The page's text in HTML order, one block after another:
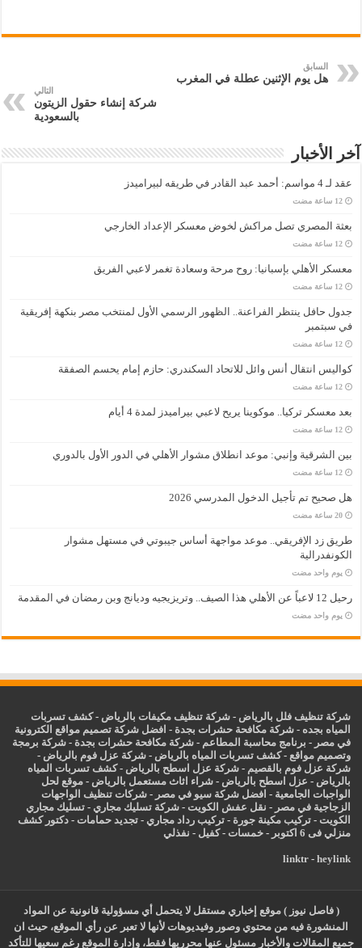
السابق
هل يوم الإثنين عطلة في المغرب
التالي
شركة إنشاء حقول الزيتون
بالسعودية
آخر الأخبار
عقد لـ 4 مواسم: أحمد عبد القادر في طريقه لبيراميدز
‏12 ساعة مضت
بعثة المصري تصل مراكش لخوض معسكر الإعداد الخارجي
‏12 ساعة مضت
معسكر الأهلي بإسبانيا: روح مرحة وسعادة تغمر لاعبي الفريق
‏12 ساعة مضت
جدول حافل ينتظر الفراعنة.. الظهور الرسمي الأول لمنتخب مصر بنكهة إفريقية
في سبتمبر
‏12 ساعة مضت
كواليس انتقال أنس وائل للاتحاد السكندري: حازم إمام يحسم الصفقة
‏12 ساعة مضت
بعد معسكر تركيا.. موكوينا يريح لاعبي بيراميدز لمدة 4 أيام
‏12 ساعة مضت
بين الشرقية وإنبي: موعد انطلاق مشوار الأهلي في الدور الأول بالدوري
‏12 ساعة مضت
هل صحيح تم تأجيل الدخول المدرسي 2026
‏20 ساعة مضت
طريق زد الإفريقي.. موعد مواجهة أساس جيبوتي في مستهل مشوار
الكونفدرالية
‏يوم واحد مضت
رحيل 12 لاعباً عن الأهلي هذا الصيف.. وتريزيجيه وديانج وبن رمضان في المقدمة
‏يوم واحد مضت
شركة تنظيف فلل بالرياض -شركة تنظيف مكيفات بالرياض -كشف تسربات
المياه بجده -شركة مكافحة حشرات بجدة - افضل شركة تصميم مواقع الكترونية
في مصر - برنامج محاسبة المطاعم -شركة مكافحة حشرات بجدة -شركة برمجة
وتصميم مواقع -كشف تسربات المياه بالرياض -شركة عزل فوم بالرياض -
شركة عزل فوم بالقصيم -شركة عزل اسطح بالرياض -كشف تسربات المياه
بالرياض - عزل اسطح بالرياض -شراء اثاث مستعمل بالرياض - موقع لحل
الواجبات الجامعية - افضل شركة سيو في مصر -شركات تنظيف الواجهات
الزجاجية في مصر - نقل عفش الكويت -شركة تسليك مجاري -تسليك مجاري
الكويت -تركيب مكينة جورة -تركيب رداد مجاري -تجديد حمامات -دكتور كشف
منزلي فى 6 اكتوبر
-خمسات -كفيل - نفذلي
linktr- heylink
( فاصل نيوز ) موقع إخباري مستقل لا يتحمل أي مسؤولية قانونية عن المواد
المنشورة فيه من محتوي وصور وفيديوهات لأنها لا تعبر عن رأي الموقع، حيث ان
جميع المقالات والأخبار مسئول عنها محرريها فقط، وإدارة الموقع رغم سعيها للتأكد